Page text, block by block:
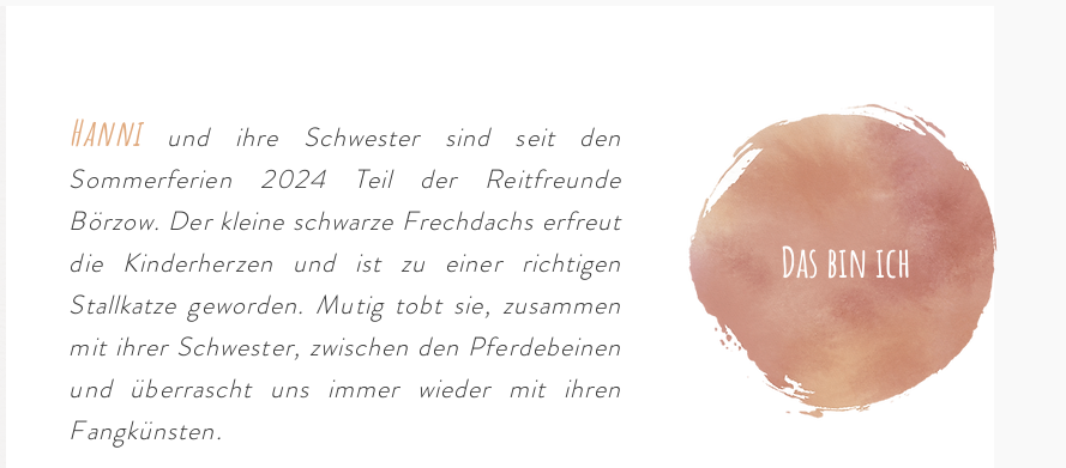
Hanniund ihre Schwester sind seit den
Sommerferien 2024 Teil der Reitfreunde
Börzow. Der kleine schwarze Frechdachs erfreut
die Kinderherzen und ist zu einer richtigen
Stallkatze geworden. Mutig tobt sie, zusammen
mit ihrer Schwester, zwischen den Pferdebeinen
und überrascht uns immer wieder mit ihren
Fangkünsten.
Das bin ich